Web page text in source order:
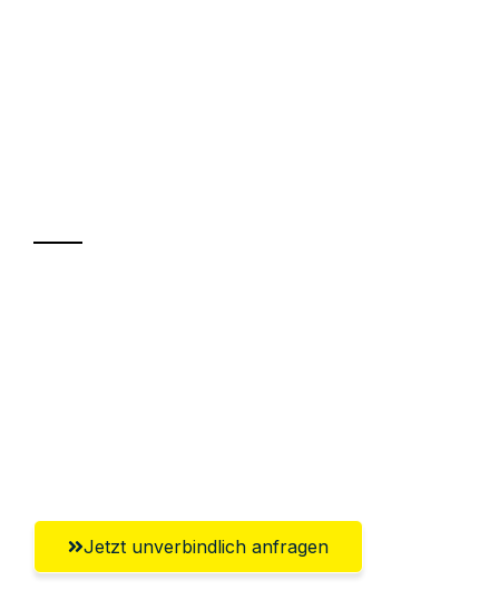
Jetzt unverbindlich anfragen